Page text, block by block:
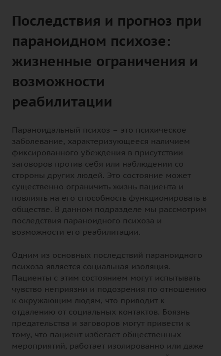
Последствия и прогноз при
параноидном психозе:
жизненные ограничения и
возможности
реабилитации
Параноидальный психоз – это психическое
заболевание, характеризующееся наличием
фиксированного убеждения в присутствии
заговоров против себя или наблюдении со
стороны других людей. Это состояние может
существенно ограничить жизнь пациента и
повлиять на его способность функционировать в
обществе. В данном подразделе мы рассмотрим
последствия параноидного психоза и
возможности его реабилитации.
Одним из основных последствий параноидного
психоза является социальная изоляция.
Пациенты с этим состоянием могут испытывать
чувство неприязни и подозрения по отношению
к окружающим людям, что приводит к
отдалению от социальных контактов. Боязнь
предательства и заговоров могут привести к
тому, что пациент избегает общественных
мероприятий, работает изолированно или даже